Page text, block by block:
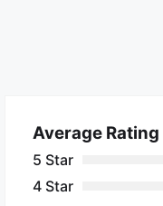
Average Rating
5 Star
4 Star